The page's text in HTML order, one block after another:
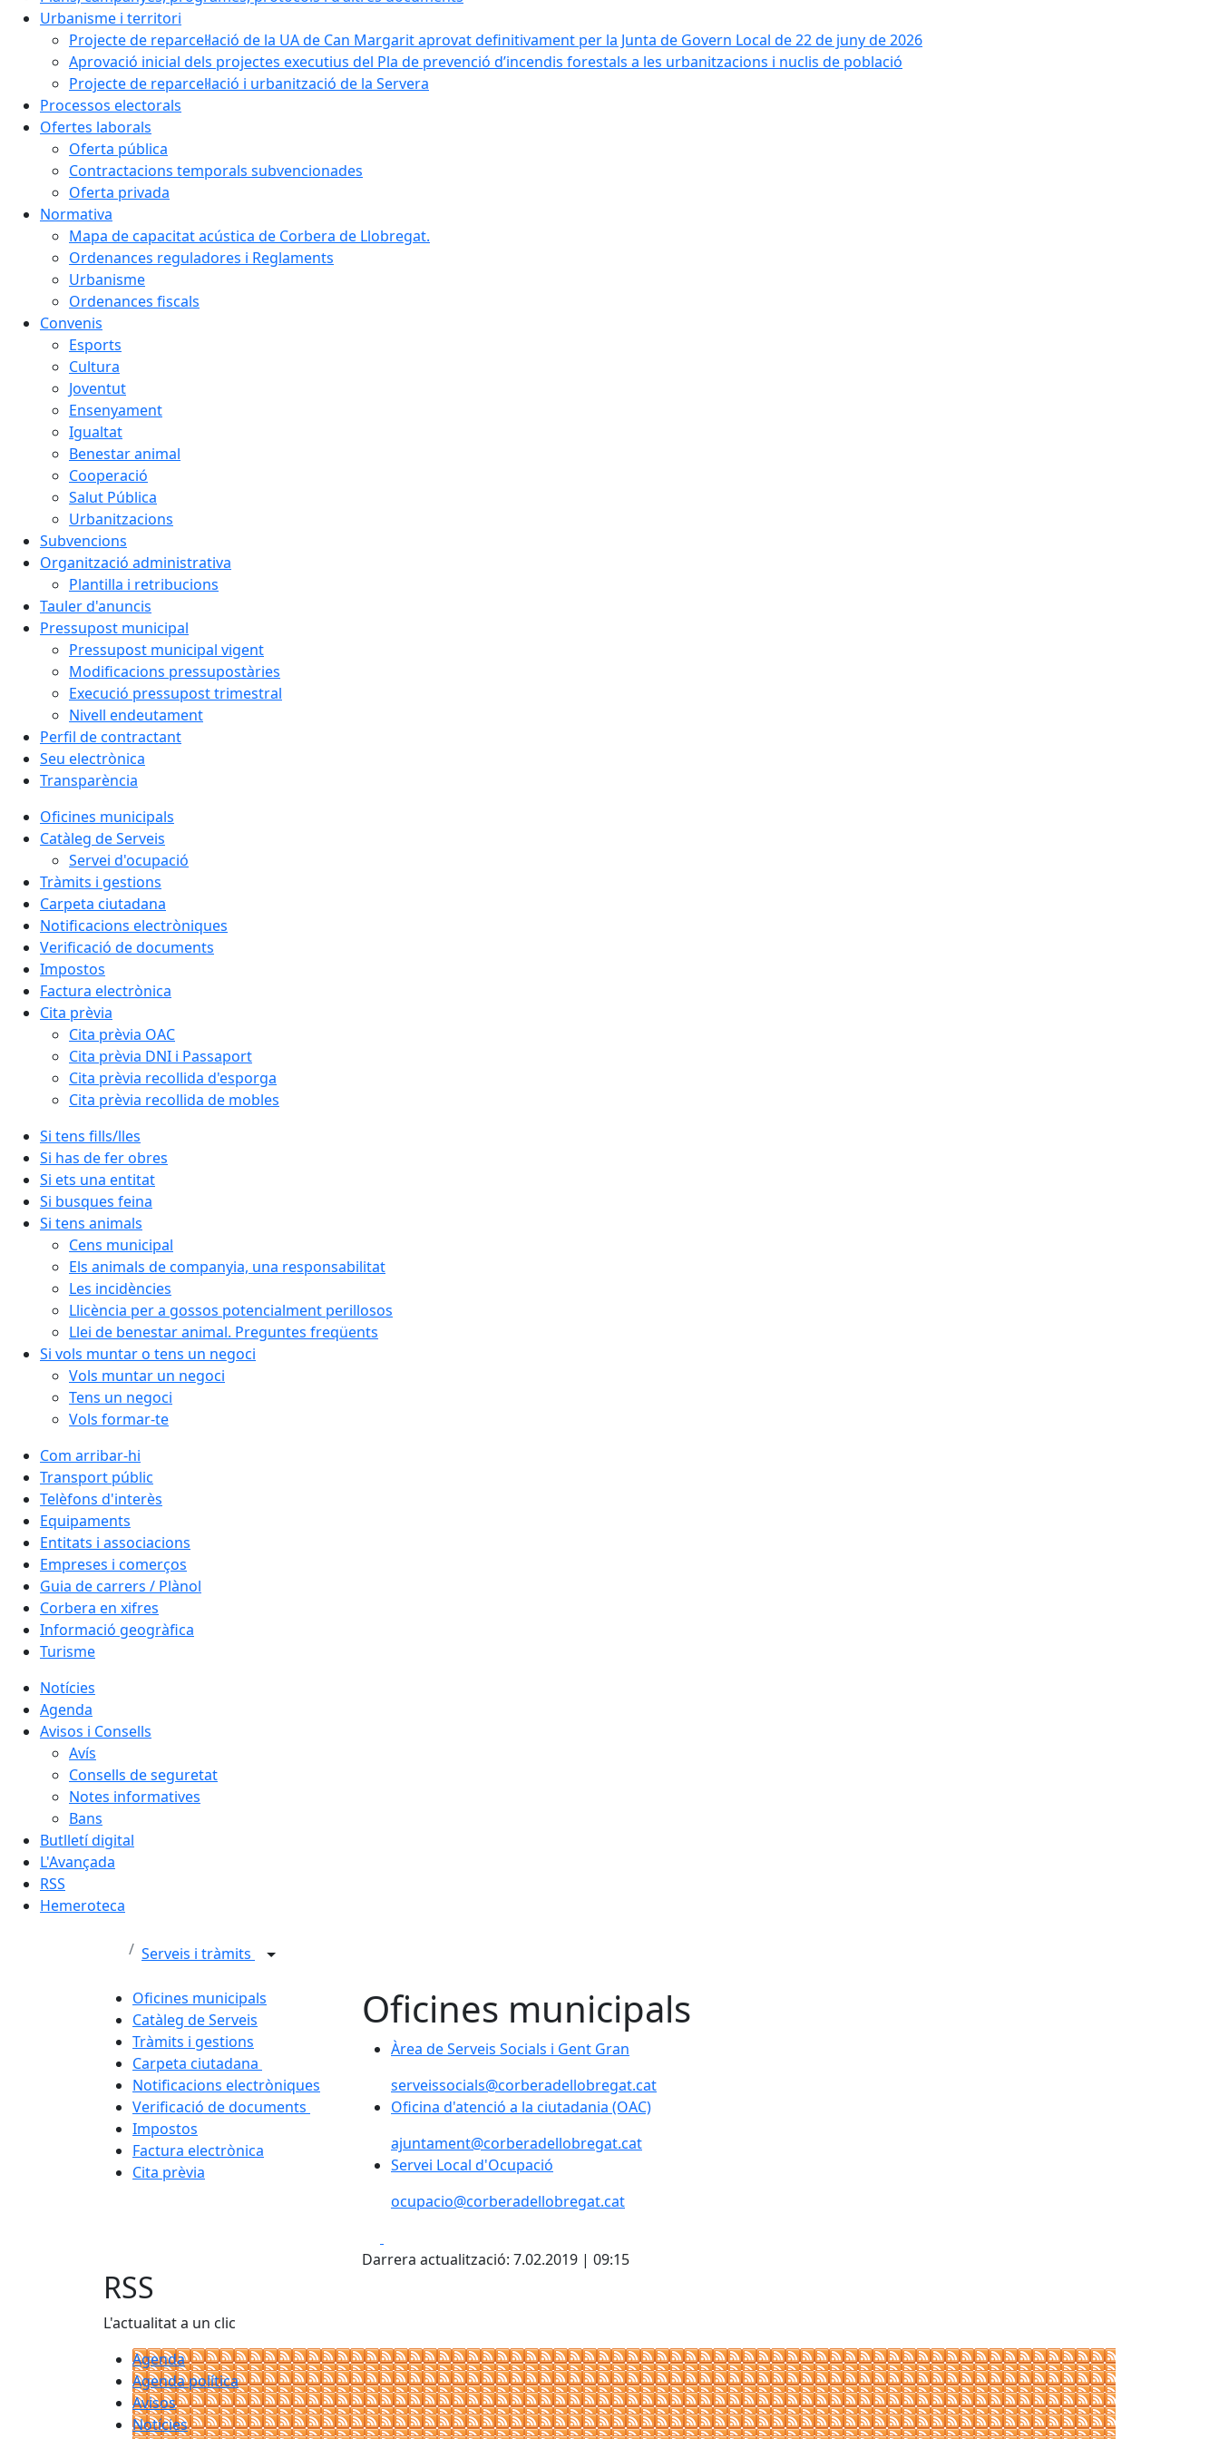
Urbanisme i territori
Projecte de reparcel·lació de la UA de Can Margarit aprovat definitivament per la Junta de Govern Local de 22 de juny de 2026
Aprovació inicial dels projectes executius del Pla de prevenció d’incendis forestals a les urbanitzacions i nuclis de població
Projecte de reparcel·lació i urbanització de la Servera
Processos electorals
Ofertes laborals
Oferta pública
Contractacions temporals subvencionades
Oferta privada
Normativa
Mapa de capacitat acústica de Corbera de Llobregat.
Ordenances reguladores i Reglaments
Urbanisme
Ordenances fiscals
Convenis
Esports
Cultura
Joventut
Ensenyament
Igualtat
Benestar animal
Cooperació
Salut Pública
Urbanitzacions
Subvencions
Organització administrativa
Plantilla i retribucions
Tauler d'anuncis
Pressupost municipal
Pressupost municipal vigent
Modificacions pressupostàries
Execució pressupost trimestral
Nivell endeutament
Perfil de contractant
Seu electrònica
Transparència
Oficines municipals
Catàleg de Serveis
Servei d'ocupació
Tràmits i gestions
Carpeta ciutadana
Notificacions electròniques
Verificació de documents
Impostos
Factura electrònica
Cita prèvia
Cita prèvia OAC
Cita prèvia DNI i Passaport
Cita prèvia recollida d'esporga
Cita prèvia recollida de mobles
Si tens fills/lles
Si has de fer obres
Si ets una entitat
Si busques feina
Si tens animals
Cens municipal
Els animals de companyia, una responsabilitat
Les incidències
Llicència per a gossos potencialment perillosos
Llei de benestar animal. Preguntes freqüents
Si vols muntar o tens un negoci
Vols muntar un negoci
Tens un negoci
Vols formar-te
Com arribar-hi
Transport públic
Telèfons d'interès
Equipaments
Entitats i associacions
Empreses i comerços
Guia de carrers / Plànol
Corbera en xifres
Informació geogràfica
Turisme
Notícies
Agenda
Avisos i Consells
Avís
Consells de seguretat
Notes informatives
Bans
Butlletí digital
L'Avançada
RSS
Hemeroteca
Serveis i tràmits
Oficines municipals
Catàleg de Serveis
Tràmits i gestions
Carpeta ciutadana
Notificacions electròniques
Verificació de documents
Impostos
Factura electrònica
Cita prèvia
Oficines municipals
Àrea de Serveis Socials i Gent Gran
Àrea de Serveis Socials i Gent Gran
serveissocials@corberadellobregat.cat
Oficina d'atenció a la ciutadania (OAC)
ajuntament@corberadellobregat.cat
Servei Local d'Ocupació
ocupacio@corberadellobregat.cat
Darrera actualització: 7.02.2019 | 09:15
RSS
L'actualitat a un clic
Agenda
Agenda política
Avisos
Notícies